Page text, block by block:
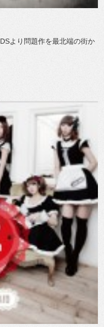
より問題作を最北端の街か